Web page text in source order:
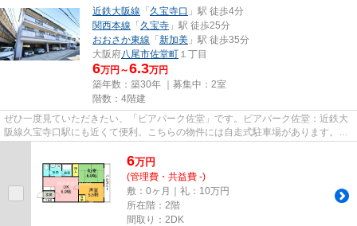
近鉄大阪線 「久宝寺口 」駅 徒歩4分
関西本線 「久宝寺 」駅 徒歩25分
おおさか東線 「新加美 」駅 徒歩35分
大阪府八尾市佐堂町 １丁目
6万円～6.3万円
築年数：築30年 ｜募集中： 2室
階数：4階建
ぜひ一度見ていただきたい、「ピアパーク佐堂」です。ピアパーク佐堂：近鉄大
阪線久宝寺口駅にも近くて便利。こちらの物件には自走式駐車場があります。眺
望良好なマンションはこちら...
6万円
(管理費・共益費 -)
敷：0ヶ月｜礼：10万円
所在階：2階
間取り：2DK